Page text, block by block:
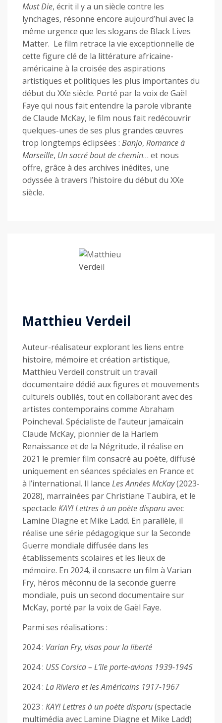
Must Die, écrit il y a un siècle contre les
lynchages, résonne encore aujourd’hui avec la
même urgence que les slogans de Black Lives
Matter. Le film retrace la vie exceptionnelle de
cette figure clé de la littérature africaine-
américaine à la croisée des aspirations
artistiques et politiques les plus importantes du
début du XXe siècle. Porté par la voix de Gaël
Faye qui nous fait entendre la parole vibrante
de Claude McKay, le film nous fait redécouvrir
quelques-unes de ses plus grandes œuvres
trop longtemps éclipsées : Banjo, Romance à
Marseille, Un sacré bout de chemin… et nous
offre, grâce à des archives inédites, une
odyssée à travers l’histoire du début du XXe
siècle.
Matthieu Verdeil
Auteur-réalisateur explorant les liens entre
histoire, mémoire et création artistique,
Matthieu Verdeil construit un travail
documentaire dédié aux figures et mouvements
culturels oubliés, tout en collaborant avec des
artistes contemporains comme Abraham
Poincheval. Spécialiste de l’auteur jamaïcain
Claude McKay, pionnier de la Harlem
Renaissance et de la Négritude, il réalise en
2021 le premier film consacré au poète, diffusé
uniquement en séances spéciales en France et
à l’international. Il lance Les Années McKay(2023-
2028), marrainées par Christiane Taubira, et le
spectacle KAY! Lettres à un poète disparuavec
Lamine Diagne et Mike Ladd. En parallèle, il
réalise une série pédagogique sur la Seconde
Guerre mondiale diffusée dans les
établissements scolaires et les lieux de
mémoire. En 2024, il consacre un film à Varian
Fry, héros méconnu de la seconde guerre
mondiale, puis un second documentaire sur
McKay, porté par la voix de Gaël Faye.
Parmi ses réalisations :
2024 : Varian Fry, visas pour la liberté
2024 : USS Corsica – L’île porte-avions 1939-1945
2024 : La Riviera et les Américains 1917-1967
2023 : KAY! Lettres à un poète disparu(spectacle
multimédia avec Lamine Diagne et Mike Ladd)